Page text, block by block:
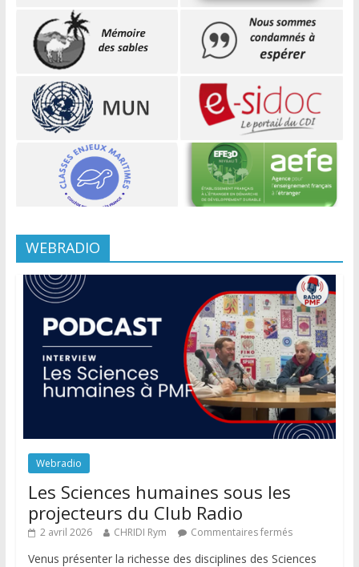
WEBRADIO
Webradio
Les Sciences humaines sous les
projecteurs du Club Radio
2 avril 2026 CHRIDI Rym Commentaires fermés
Venus présenter la richesse des disciplines des Sciences